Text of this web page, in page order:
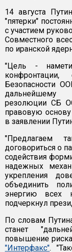
14 августа
"пятерки"
с участием
Совместного
по иранской
"Цель -
Безопасности
дальнейшему
резолюции СБ
правовую
в заявлении
"Предлагаем
договориться о
содействия
надежных
укрепления
объединить
энергию всех
подчеркнул
По словам
станет
повышение
"Интерфакс".